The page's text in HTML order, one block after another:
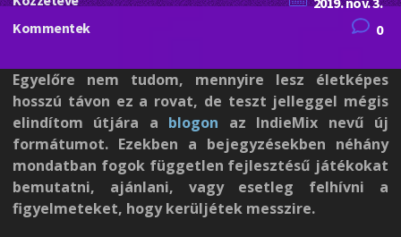
Kommentek
0
Egyelőre nem tudom, mennyire lesz életképes
hosszú távon ez a rovat, de teszt jelleggel mégis
elindítom útjára a blogon az IndieMix nevű új
formátumot. Ezekben a bejegyzésekben néhány
mondatban fogok független fejlesztésű játékokat
bemutatni, ajánlani, vagy esetleg felhívni a
figyelmeteket, hogy kerüljétek messzire.